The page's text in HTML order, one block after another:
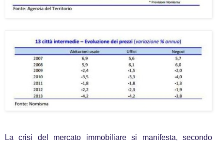
La crisi del mercato immobiliare si manifesta, secondo